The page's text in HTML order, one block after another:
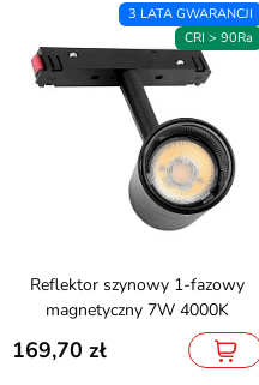
3 LATA GWARANCJI
CRI > 90Ra
Reflektor szynowy 1-fazowy
magnetyczny 7W 4000K
169,70